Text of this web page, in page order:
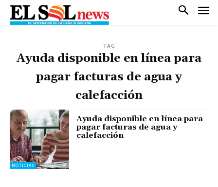
TAG
Ayuda disponible en línea para
pagar facturas de agua y
calefacción
NOTICIAS
Ayuda disponible en línea para
pagar facturas de agua y
calefacción